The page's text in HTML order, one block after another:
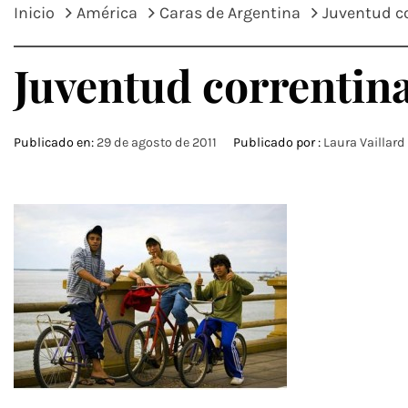
Inicio América Caras de Argentina Juventud
Juventud
Publicado en: 29 de agosto de 2011 Publicado por : Laura Vaillard